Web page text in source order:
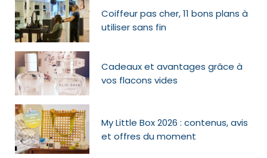
Coiffeur pas cher, 11 bons plans à
utiliser sans fin
Cadeaux et avantages grâce à
vos flacons vides
My Little Box 2026 : contenus, avis
et offres du moment